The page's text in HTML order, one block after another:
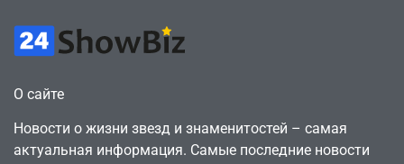
О сайте
Новости о жизни звезд и знаменитостей – самая
актуальная информация. Самые последние новости